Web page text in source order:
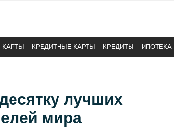
КРЕДИТНЫЕ КАРТЫ КРЕДИТЫ ИПОТЕКА
лучших
мира